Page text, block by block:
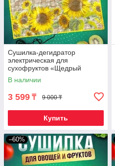
Сушилка-дегидратор
электрическая для
сухофруктов «Щедрый
урожай» (55 х 33 см /
Подсолнухи)
В наличии
3 599 ₸ 9 000 ₸
Купить
–60%